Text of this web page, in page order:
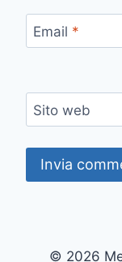
Email *
Sito web
© 2026